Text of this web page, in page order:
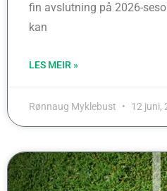
fin avslutning på 2026-
kan
LES MEIR »
Rønnaug Myklebust 12 juni,